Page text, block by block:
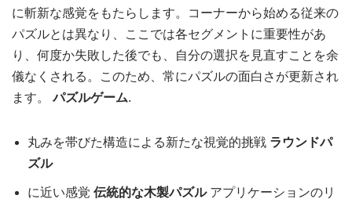
に斬新な感覚をもたらします。コーナーから始める従来の
パズルとは異なり、ここでは各セグメントに重要性があ
り、何度か失敗した後でも、自分の選択を見直すことを余
儀なくされる。このため、常にパズルの面白さが更新され
ます。パズルゲーム.
丸みを帯びた構造による新たな視覚的挑戦 ラウンドパ
ズル
に近い感覚 伝統的な木製パズルアプリケーションのリ